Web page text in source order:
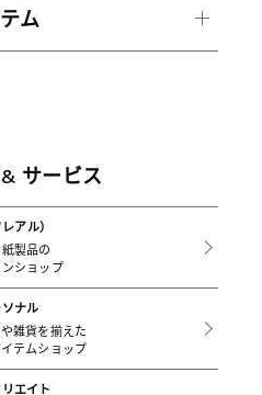
ム
サービス
アル）
製品の
ショップ
ナル
雑貨を揃えた
テムショップ
エイト